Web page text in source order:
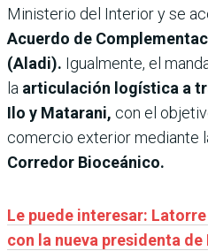
Ministerio del Interior y se
Acuerdo de
(Aladi). Igualmente, el
la articulación logística a
Ilo y Matarani, con el
comercio exterior mediante
Corredor Bioceánico.
Le puede interesar:
con la nueva presidenta de